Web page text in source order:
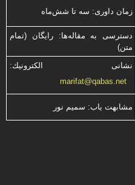
زمان داوری: سه تا شش‌ماه
دسترسی به مقاله‌ها: رایگان (تمام
متن)
نشانی الكترونیك:
marifat@qabas.net
مشابهت ياب: سميم نور